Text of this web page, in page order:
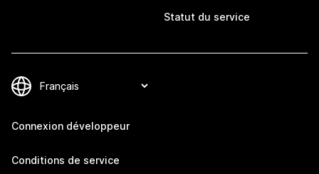
Statut du service
Connexion développeur
Conditions de service